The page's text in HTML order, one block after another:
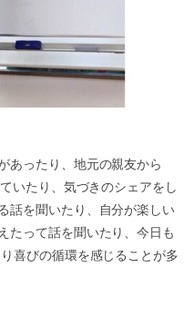
あったり、地元の親友から
いたり、気づきのシェアをし
話を聞いたり、自分が楽しい
たって話を聞いたり、今日も
喜びの循環を感じることが多